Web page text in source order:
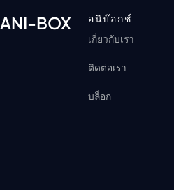
ANI-BOX อนิบ๊อกช์
เกี่ยวกับเรา
ติดต่อเรา
บล็อก